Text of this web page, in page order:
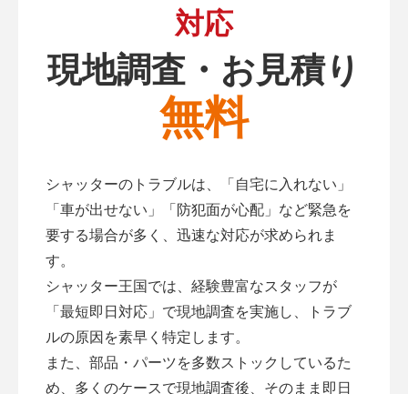
対応
現地調査・お見積り
無料
シャッターのトラブルは、「自宅に入れない」
「車が出せない」「防犯面が心配」など緊急を
要する場合が多く、迅速な対応が求められま
す。
シャッター王国では、経験豊富なスタッフが
「最短即日対応」で現地調査を実施し、トラブ
ルの原因を素早く特定します。
また、部品・パーツを多数ストックしているた
め、多くのケースで現地調査後、そのまま即日